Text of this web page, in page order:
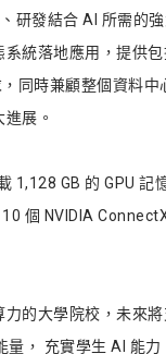
研發結合 AI 所需的
統落地應用，提供
時兼顧整個資料
展。
GB 的 GPU 記
個 NVIDIA
的大學院校，未來
， 充實學生 AI 能